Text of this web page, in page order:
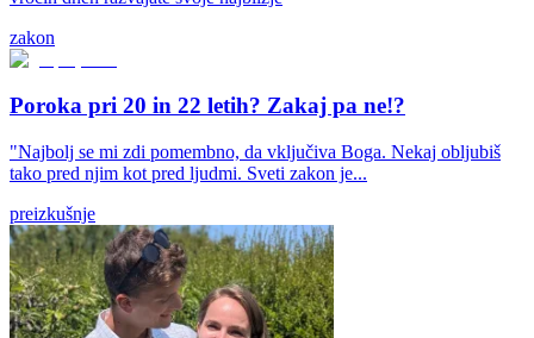
zakon
Poroka pri 20 in 22 letih? Zakaj pa ne!?
"Najbolj se mi zdi pomembno, da vključiva Boga. Nekaj obljubiš
tako pred njim kot pred ljudmi. Sveti zakon je...
preizkušnje